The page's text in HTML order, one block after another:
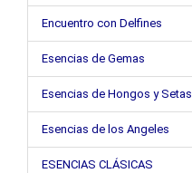
Encuentro con Delfines
Esencias de Gemas
Esencias de Hongos y Setas
Esencias de los Angeles
ESENCIAS CLÁSICAS